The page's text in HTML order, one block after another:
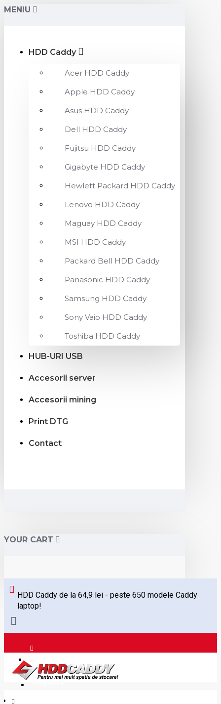
MENIU
HDD Caddy
Acer HDD Caddy
Apple HDD Caddy
Asus HDD Caddy
Dell HDD Caddy
Fujitsu HDD Caddy
Gigabyte HDD Caddy
Hewlett Packard HDD Caddy
Lenovo HDD Caddy
Maguay HDD Caddy
MSI HDD Caddy
Packard Bell HDD Caddy
Panasonic HDD Caddy
Samsung HDD Caddy
Sony Vaio HDD Caddy
Toshiba HDD Caddy
HUB-URI USB
Accesorii server
Accesorii mining
Print DTG
Contact
YOUR CART
HDD Caddy de la 64,9 lei - peste 650 modele Caddy
laptop!